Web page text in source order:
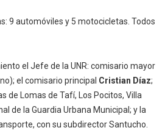
9 automóviles y 5 motocicletas. Todos
el Jefe de la UNR: comisario mayor
el comisario principal Cristian Díaz;
de Lomas de Tafí, Los Pocitos, Villa
de la Guardia Urbana Municipal; y la
con su subdirector Santucho.